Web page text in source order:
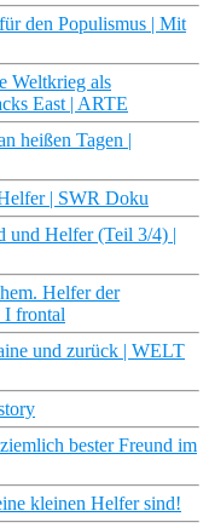
den Populismus | Mit
Weltkrieg als
East | ARTE
heißen Tagen |
| SWR Doku
und Helfer (Teil 3/4) |
Helfer der
frontal
und zurück | WELT
bester Freund im
kleinen Helfer sind!